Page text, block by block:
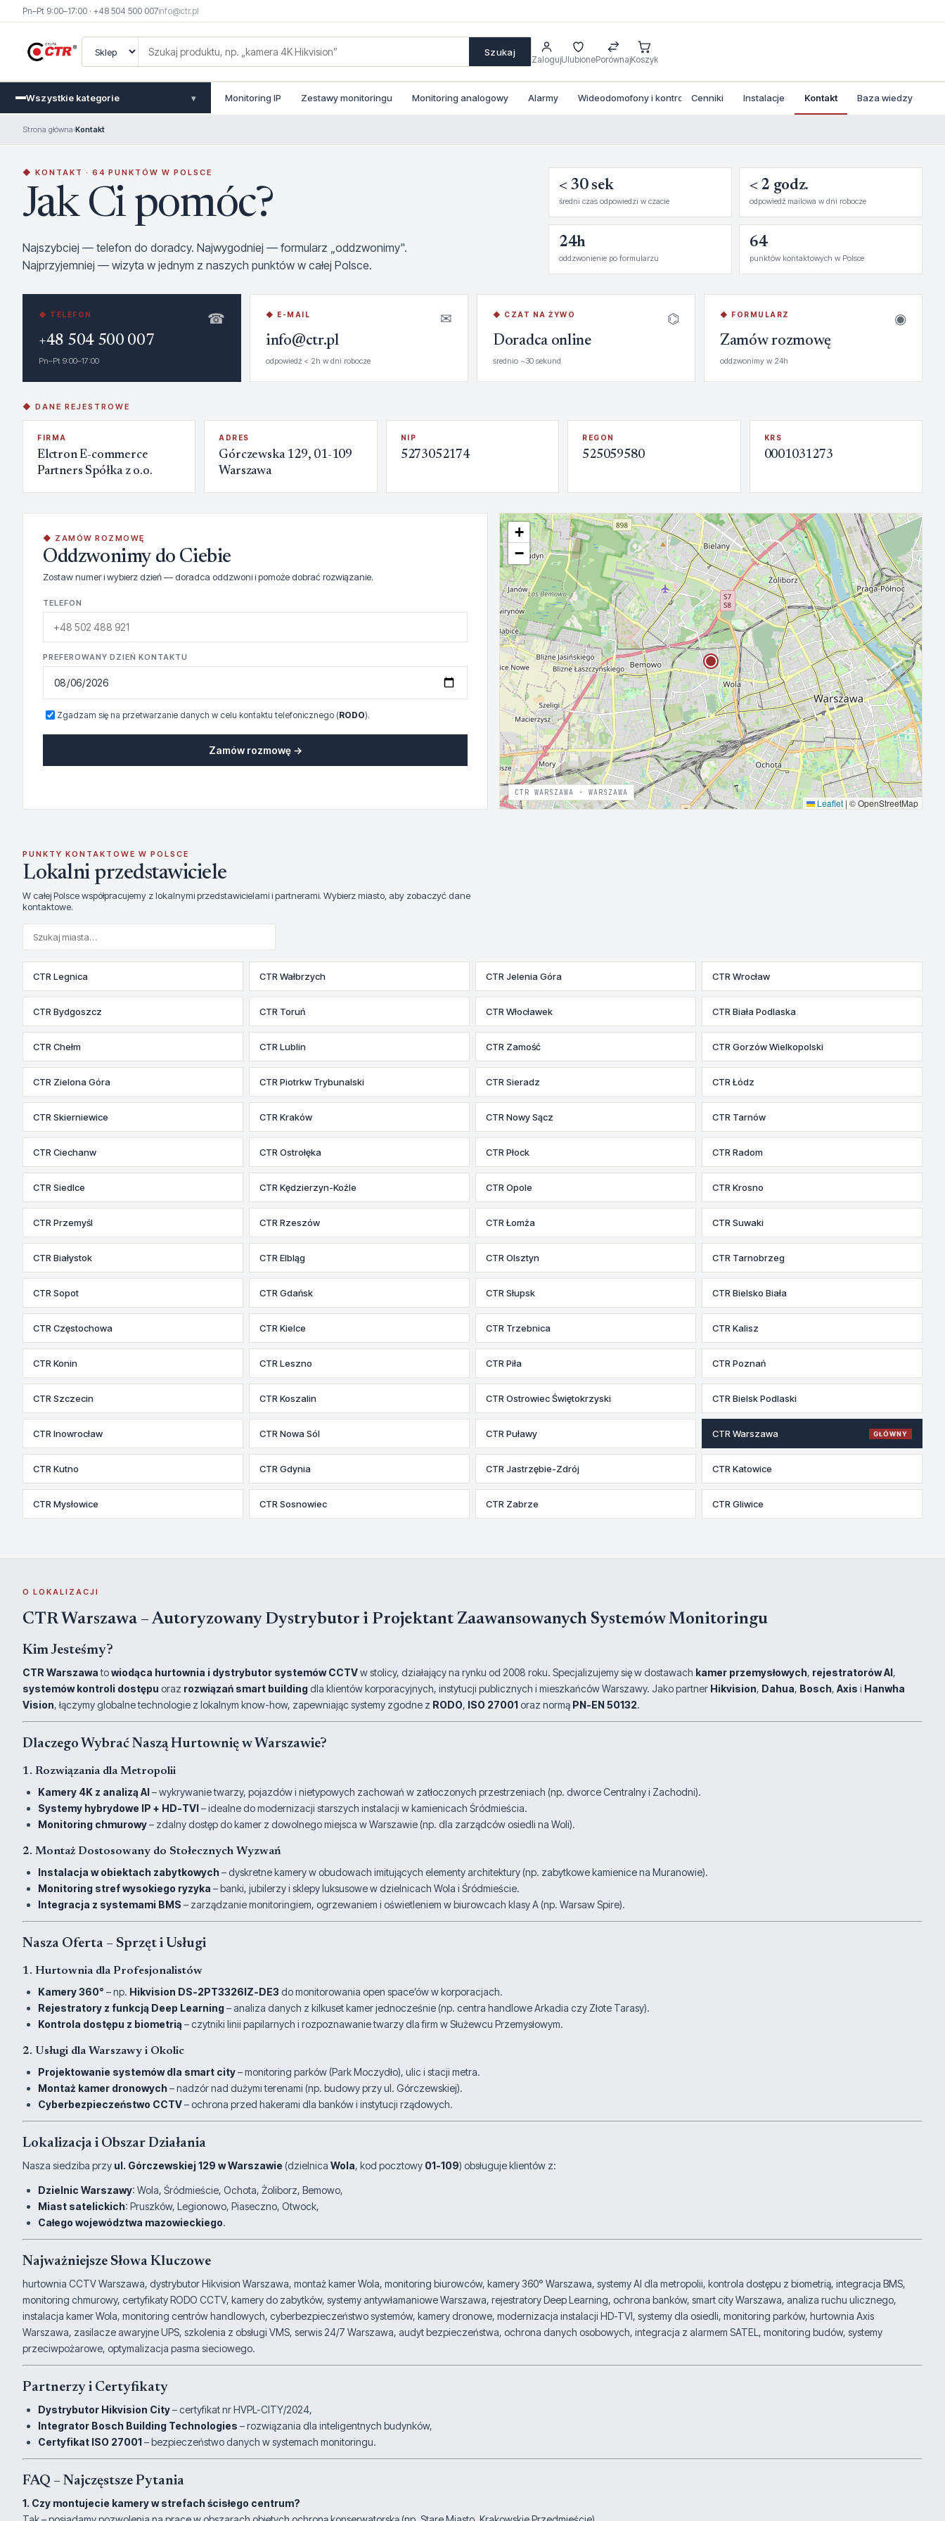
Pn–Pt 9:00–17:00 · +48 504 500 007info@ctr.pl
Szukaj
ZalogujUlubionePorównajKoszyk
Wszystkie kategorie ▾ Monitoring IP Zestawy monitoringu Monitoring analogowy Alarmy Wideodomofony i kontrola dostepu
Cenniki Instalacje Kontakt Baza wiedzy
Strona główna›Kontakt
◆ KONTAKT · 64 PUNKTÓW W POLSCE
Jak Ci pomóc?
Najszybciej — telefon do doradcy. Najwygodniej — formularz „oddzwonimy".
Najprzyjemniej — wizyta w jednym z naszych punktów w całej Polsce.
< 30 sek
średni czas odpowiedzi w czacie
< 2 godz.
odpowiedź mailowa w dni robocze
24h
oddzwonienie po formularzu
64
punktów kontaktowych w Polsce
◆ TELEFON ☎
+48 504 500 007
Pn–Pt 9:00–17:00
◆ E-MAIL ✉
info@ctr.pl
odpowiedź < 2h w dni robocze
◆ CZAT NA ŻYWO ⌬
Doradca online
średnio ~30 sekund
◆ FORMULARZ ◉
Zamów rozmowę
oddzwonimy w 24h
◆ DANE REJESTROWE
FIRMA
Elctron E-commerce
Partners Spółka z o.o.
ADRES
Górczewska 129, 01-109
Warszawa
NIP
5273052174
REGON
525059580
KRS
0001031273
◆ ZAMÓW ROZMOWĘ
Oddzwonimy do Ciebie
Zostaw numer i wybierz dzień — doradca oddzwoni i pomoże dobrać rozwiązanie.
TELEFON
PREFEROWANY DZIEŃ KONTAKTU
Zgadzam się na przetwarzanie danych w celu kontaktu telefonicznego (RODO).
Zamów rozmowę →
+
−
Leaflet | © OpenStreetMap
CTR WARSZAWA · WARSZAWA
PUNKTY KONTAKTOWE W POLSCE
Lokalni przedstawiciele
W całej Polsce współpracujemy z lokalnymi przedstawicielami i partnerami. Wybierz miasto, aby zobaczyć dane
kontaktowe.
CTR Legnica CTR Wałbrzych CTR Jelenia Góra CTR Wrocław
CTR Bydgoszcz CTR Toruń CTR Włocławek CTR Biała Podlaska
CTR Chełm CTR Lublin CTR Zamość CTR Gorzów Wielkopolski
CTR Zielona Góra CTR Piotrkw Trybunalski CTR Sieradz CTR Łódz
CTR Skierniewice CTR Kraków CTR Nowy Sącz CTR Tarnów
CTR Ciechanw CTR Ostrołęka CTR Płock CTR Radom
CTR Siedlce CTR Kędzierzyn-Koźle CTR Opole CTR Krosno
CTR Przemyśl CTR Rzeszów CTR Łomża CTR Suwaki
CTR Białystok CTR Elbląg CTR Olsztyn CTR Tarnobrzeg
CTR Sopot CTR Gdańsk CTR Słupsk CTR Bielsko Biała
CTR Częstochowa CTR Kielce CTR Trzebnica CTR Kalisz
CTR Konin CTR Leszno CTR Piła CTR Poznań
CTR Szczecin CTR Koszalin CTR Ostrowiec Świętokrzyski CTR Bielsk Podlaski
CTR Inowrocław CTR Nowa Sól CTR Puławy CTR Warszawa GŁÓWNY
CTR Kutno CTR Gdynia CTR Jastrzębie-Zdrój CTR Katowice
CTR Mysłowice CTR Sosnowiec CTR Zabrze CTR Gliwice
O LOKALIZACJI
CTR Warszawa – Autoryzowany Dystrybutor i Projektant Zaawansowanych Systemów Monitoringu
Kim Jesteśmy?
CTR Warszawatowiodąca hurtownia i dystrybutor systemów CCTVw stolicy, działający na rynku od 2008 roku. Specjalizujemy się w dostawach kamer przemysłowych, rejestratorów AI,
systemów kontroli dostępu oraz rozwiązań smart buildingdla klientów korporacyjnych, instytucji publicznych i mieszkańców Warszawy. Jako partner Hikvision, Dahua, Bosch, Axis i Hanwha
Vision, łączymy globalne technologie z lokalnym know-how, zapewniając systemy zgodne z RODO, ISO 27001oraz normą PN-EN 50132.
Dlaczego Wybrać Naszą Hurtownię w Warszawie?
1. Rozwiązania dla Metropolii
Kamery 4K z analizą AI– wykrywanie twarzy, pojazdów i nietypowych zachowań w zatłoczonych przestrzeniach (np. dworce Centralny i Zachodni).
Systemy hybrydowe IP + HD-TVI– idealne do modernizacji starszych instalacji w kamienicach Śródmieścia.
Monitoring chmurowy– zdalny dostęp do kamer z dowolnego miejsca w Warszawie (np. dla zarządców osiedli na Woli).
2. Montaż Dostosowany do Stołecznych Wyzwań
Instalacja w obiektach zabytkowych– dyskretne kamery w obudowach imitujących elementy architektury (np. zabytkowe kamienice na Muranowie).
Monitoring stref wysokiego ryzyka – banki, jubilerzy i sklepy luksusowe w dzielnicach Wola i Śródmieście.
Integracja z systemami BMS – zarządzanie monitoringiem, ogrzewaniem i oświetleniem w biurowcach klasy A (np. Warsaw Spire).
Nasza Oferta – Sprzęt i Usługi
1. Hurtownia dla Profesjonalistów
Kamery 360° – np. Hikvision DS-2PT3326IZ-DE3 do monitorowania open space’ów w korporacjach.
Rejestratory z funkcją Deep Learning– analiza danych z kilkuset kamer jednocześnie (np. centra handlowe Arkadia czy Złote Tarasy).
Kontrola dostępu z biometrią – czytniki linii papilarnych i rozpoznawanie twarzy dla firm w Służewcu Przemysłowym.
2. Usługi dla Warszawy i Okolic
Projektowanie systemów dla smart city– monitoring parków (Park Moczydło), ulic i stacji metra.
Montaż kamer dronowych– nadzór nad dużymi terenami (np. budowy przy ul. Górczewskiej).
Cyberbezpieczeństwo CCTV– ochrona przed hakerami dla banków i instytucji rządowych.
Lokalizacja i Obszar Działania
Nasza siedziba przy ul. Górczewskiej 129 w Warszawie (dzielnica Wola, kod pocztowy 01-109) obsługuje klientów z:
Dzielnic Warszawy: Wola, Śródmieście, Ochota, Żoliborz, Bemowo,
Miast satelickich: Pruszków, Legionowo, Piaseczno, Otwock,
Całego województwa mazowieckiego.
Najważniejsze Słowa Kluczowe
hurtownia CCTV Warszawa, dystrybutor Hikvision Warszawa, montaż kamer Wola, monitoring biurowców, kamery 360° Warszawa, systemy AI dla metropolii, kontrola dostępu z biometrią, integracja BMS,
monitoring chmurowy, certyfikaty RODO CCTV, kamery do zabytków, systemy antywłamaniowe Warszawa, rejestratory Deep Learning, ochrona banków, smart city Warszawa, analiza ruchu ulicznego,
instalacja kamer Wola, monitoring centrów handlowych, cyberbezpieczeństwo systemów, kamery dronowe, modernizacja instalacji HD-TVI, systemy dla osiedli, monitoring parków, hurtownia Axis
Warszawa, zasilacze awaryjne UPS, szkolenia z obsługi VMS, serwis 24/7 Warszawa, audyt bezpieczeństwa, ochrona danych osobowych, integracja z alarmem SATEL, monitoring budów, systemy
przeciwpożarowe, optymalizacja pasma sieciowego.
Partnerzy i Certyfikaty
Dystrybutor Hikvision City– certyfikat nr HVPL-CITY/2024,
Integrator Bosch Building Technologies – rozwiązania dla inteligentnych budynków,
Certyfikat ISO 27001– bezpieczeństwo danych w systemach monitoringu.
FAQ – Najczęstsze Pytania
1. Czy montujecie kamery w strefach ścisłego centrum?